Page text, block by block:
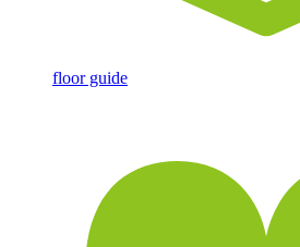
floor guide